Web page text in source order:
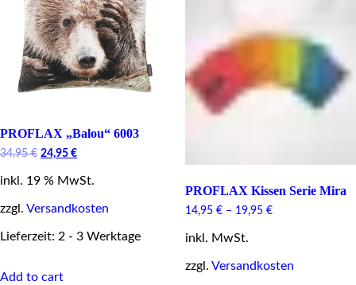
PROFLAX „Balou“ 6003
34,95€ Original
was:
24,95 €Current
is:
inkl. 19 % MwSt.
zzgl. Versandkosten
Lieferzeit: 2 - 3 Werktage
Add to cart
PROFLAX Kissen Serie Mira
14,95 €– 19,95 €
inkl. MwSt.
zzgl. Versandkosten